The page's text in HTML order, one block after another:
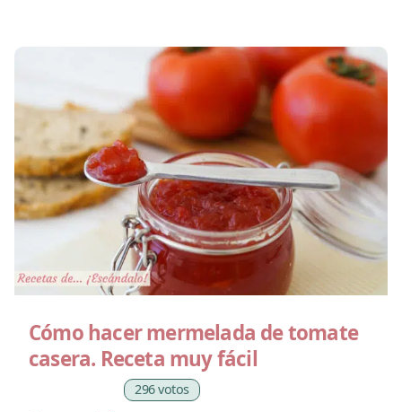
Cómo hacer mermelada de tomate
casera. Receta muy fácil
296 votos